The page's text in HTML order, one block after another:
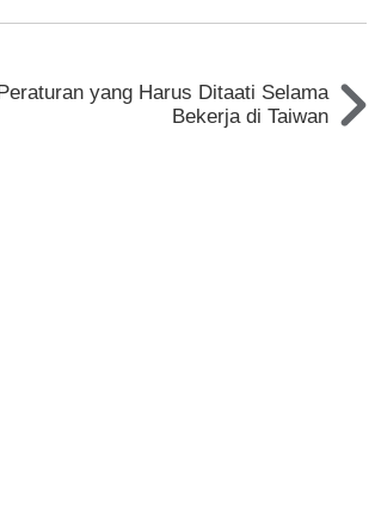
Peraturan yang Harus Ditaati Selama
Bekerja di Taiwan